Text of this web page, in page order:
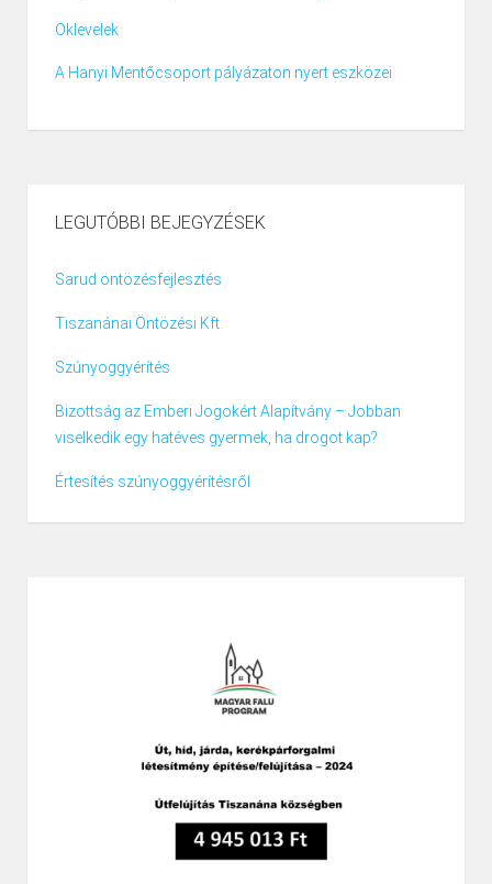
Oklevelek
A Hanyi Mentőcsoport pályázaton nyert eszközei
LEGUTÓBBI BEJEGYZÉSEK
Sarud öntözésfejlesztés
Tiszanánai Öntözési Kft.
Szúnyoggyérítés
Bizottság az Emberi Jogokért Alapítvány – Jobban
viselkedik egy hatéves gyermek, ha drogot kap?
Értesítés szúnyoggyérítésről